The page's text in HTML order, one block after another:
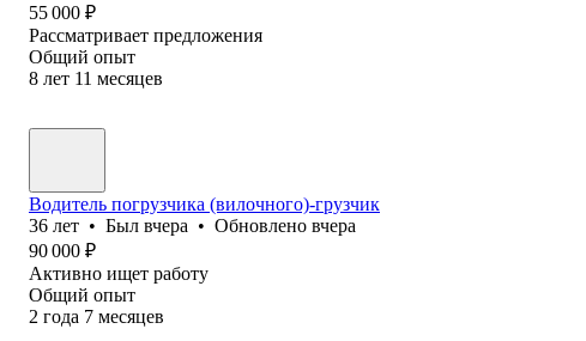
55 000 ₽
Рассматривает предложения
Общий опыт
8 лет 11 месяцев
Водитель погрузчика (вилочного)-грузчик
36 лет • Был вчера • Обновлено вчера
90 000 ₽
Активно ищет работу
Общий опыт
2 года 7 месяцев